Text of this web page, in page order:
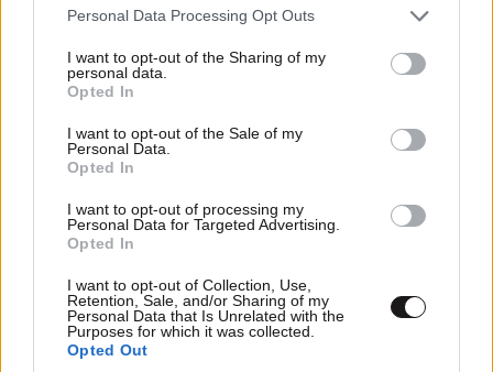
Please note that this website/app uses one or more Google
not limited to your visit or usage behaviour. You may click to
grant or deny consent to Google and its third-party tags to
use your data for below specified purposes in below Google
consent section.
Personal Data Processing Opt Outs
I want to opt-out of the Sharing of my
personal data.
Opted In
I want to opt-out of the Sale of my
Personal Data.
Opted In
I want to opt-out of processing my
Personal Data for Targeted Advertising.
Opted In
I want to opt-out of Collection, Use,
Retention, Sale, and/or Sharing of my
Personal Data that Is Unrelated with the
Purposes for which it was collected.
Opted Out
ΣΧΌΛΙΑ ΑΝΑΓΝΩΣΤΏΝ